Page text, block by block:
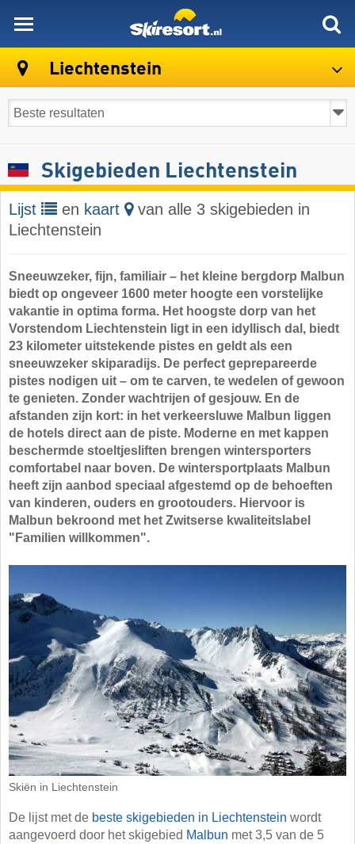
Liechtenstein
Skigebieden Liechtenstein
Lijst en kaart
van alle 3 skigebieden in
Liechtenstein
Sneeuwzeker, fijn, familiair – het kleine bergdorp Malbun
biedt op ongeveer 1600 meter hoogte een vorstelijke
vakantie in optima forma. Het hoogste dorp van het
Vorstendom Liechtenstein ligt in een idyllisch dal, biedt
23 kilometer uitstekende pistes en geldt als een
sneeuwzeker skiparadijs. De perfect geprepareerde
pistes nodigen uit – om te carven, te wedelen of gewoon
te genieten. Zonder wachtrijen of gesjouw. En de
afstanden zijn kort: in het verkeersluwe Malbun liggen
de hotels direct aan de piste. Moderne en met kappen
beschermde stoeltjesliften brengen wintersporters
comfortabel naar boven. De wintersportplaats Malbun
heeft zijn aanbod speciaal afgestemd op de behoeften
van kinderen, ouders en grootouders. Hiervoor is
Malbun bekroond met het Zwitserse kwaliteitslabel
"Familien willkommen".
Skiën in Liechtenstein
De lijst met de beste skigebieden in Liechtenstein wordt
aangevoerd door het skigebied Malbun met 3,5 van de 5